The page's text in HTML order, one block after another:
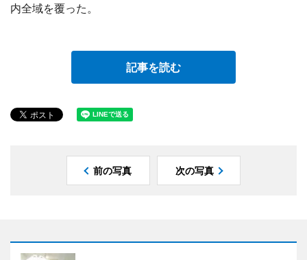
内全域を覆った。
記事を読む
前の写真 次の写真